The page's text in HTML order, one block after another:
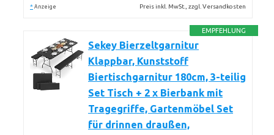
* Anzeige Preis inkl. MwSt., zzgl. Versandkosten
EMPFEHLUNG
Sekey Bierzeltgarnitur
Klappbar, Kunststoff
Biertischgarnitur 180cm, 3-teilig
Set Tisch + 2 x Bierbank mit
Tragegriffe, Gartenmöbel Set
für drinnen draußen,